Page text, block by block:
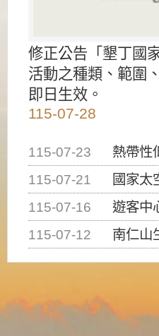
修正公告「墾丁國
活動之種類、範圍
即日生效。
115-07-28
115-07-23
熱帶性
115-07-21
國家太空中心為辦理2026
115-07-16
遊客中
115-07-12
南仁山生態保護區步道已完